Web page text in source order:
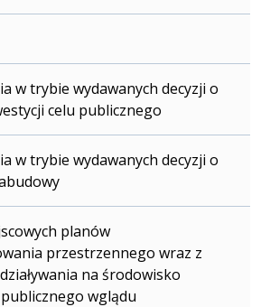
w trybie wydawanych decyzji o
celu publicznego
w trybie wydawanych decyzji o
planów
przestrzennego wraz z
na środowisko
wglądu